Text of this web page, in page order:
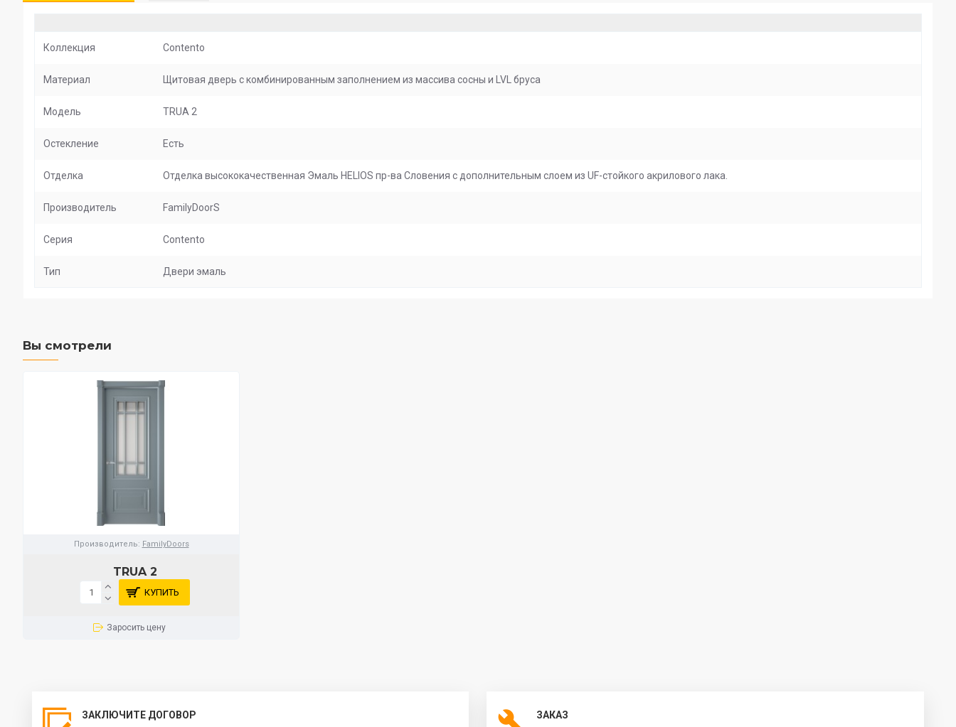
Коллекция Contento
Материал Щитовая дверь с комбинированным заполнением из массива сосны и LVL бруса
Модель TRUA 2
Остекление Есть
Отделка Отделка высококачественная Эмаль HELIOS пр-ва Словения с дополнительным слоем из UF-стойкого акрилового лака.
Производитель FamilyDoorS
Серия Contento
Тип Двери эмаль
Вы смотрели
Производитель: FamilyDoors
TRUA 2
КУПИТЬ
Заросить цену
ЗАКЛЮЧИТЕ ДОГОВОР
ЗАКАЗ